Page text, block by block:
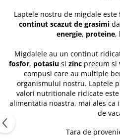
Laptele nostru de migdale este
continut scazut de grasimi
energie, proteine,
Migdalele au un continut
fosfor, potasiu si zinc precum si
compusi care au multiple
organismului nostru. Laptele
valori nutritionale ridicate
alimentatia noastra, mai ales ca
de
Tara de